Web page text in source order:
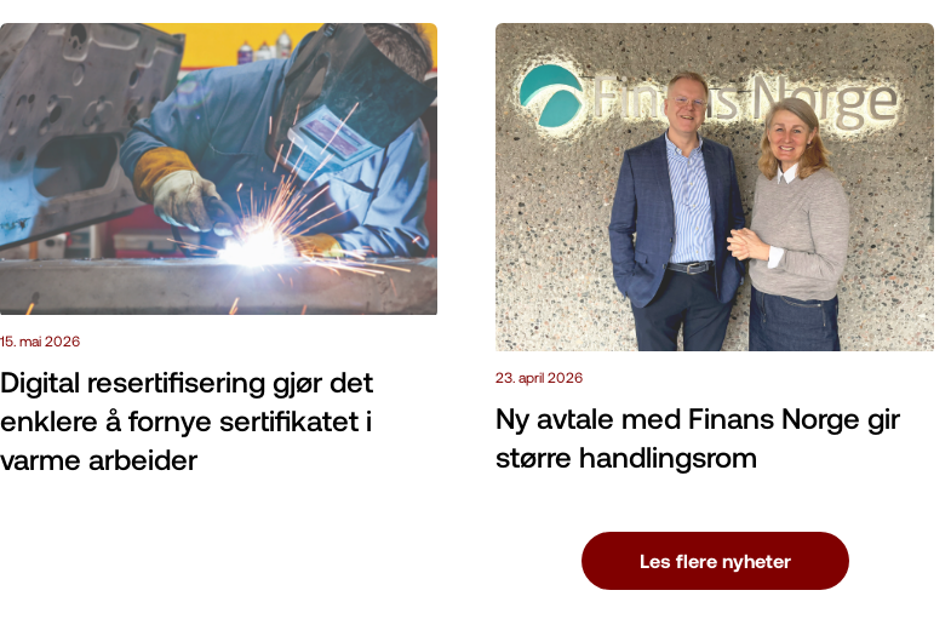
15. mai 2026
Digital resertifisering gjør det
enklere å fornye sertifikatet i
varme arbeider
23. april 2026
Ny avtale med Finans Norge gir
større handlingsrom
Les flere nyheter